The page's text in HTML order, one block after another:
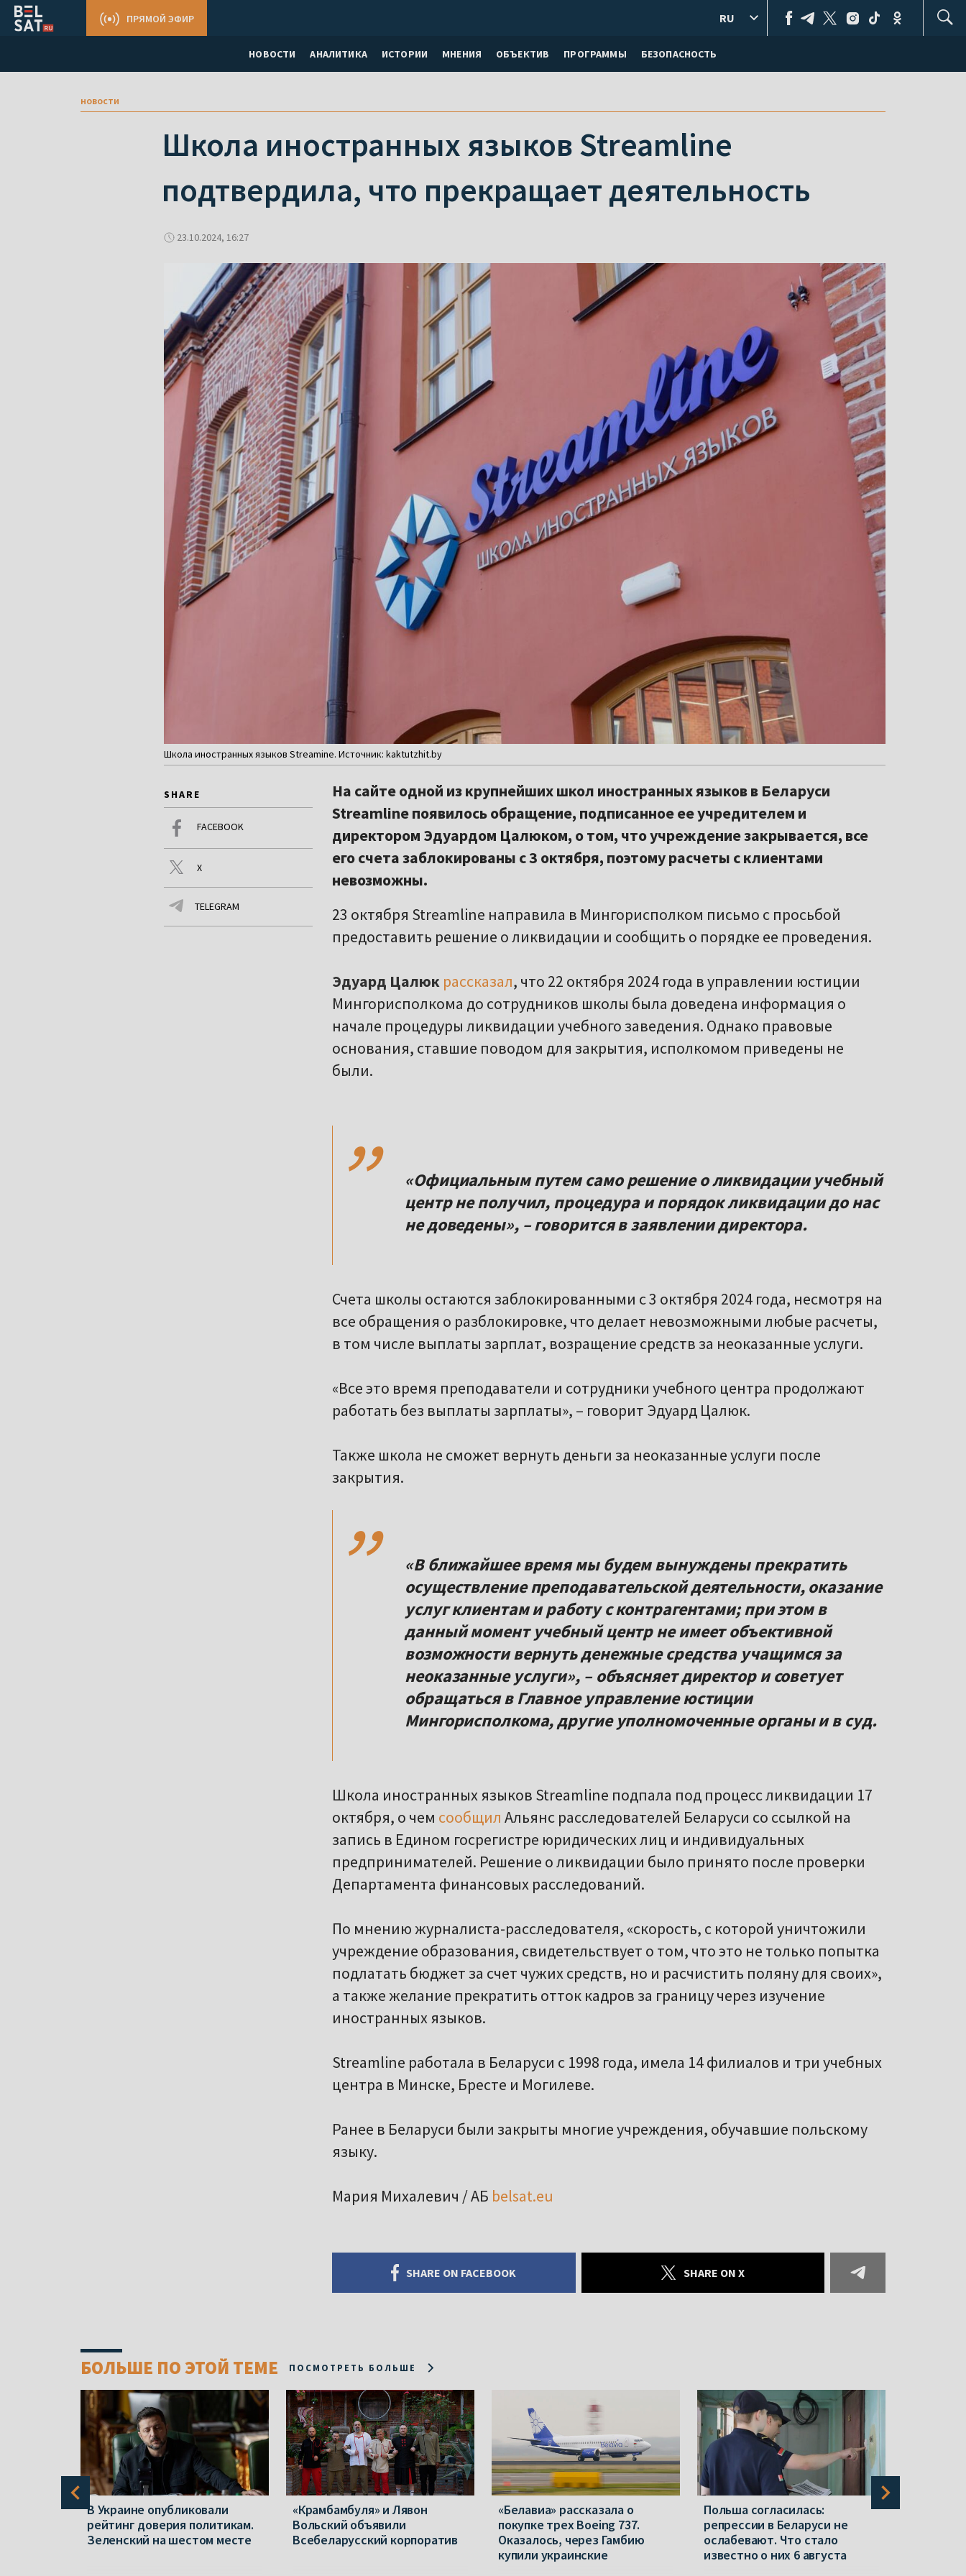
НОВОСТИ АНАЛИТИКА ИСТОРИИ МНЕНИЯ ОБЪЕКТИВ ПРОГРАММЫ БЕЗОПАСНОСТЬ
ПРЯМОЙ ЭФИР RU
новости
Школа иностранных языков Streamline
подтвердила, что прекращает деятельность
23.10.2024, 16:27
Школа иностранных языков Streamine. Источник: kaktutzhit.by
SHARE
FACEBOOK
X
TELEGRAM
На сайте одной из крупнейших школ иностранных языков в Беларуси
Streamline появилось обращение, подписанное ее учредителем и
директором Эдуардом Цалюком, о том, что учреждение закрывается, все
его счета заблокированы с 3 октября, поэтому расчеты с клиентами
невозможны.
23 октября Streamline направила в Мингорисполком письмо с просьбой
предоставить решение о ликвидации и сообщить о порядке ее проведения.
Эдуард Цалюк рассказал, что 22 октября 2024 года в управлении юстиции
Мингорисполкома до сотрудников школы была доведена информация о
начале процедуры ликвидации учебного заведения. Однако правовые
основания, ставшие поводом для закрытия, исполкомом приведены не
были.
,,
«Официальным путем само решение о ликвидации учебный
центр не получил, процедура и порядок ликвидации до нас
не доведены», – говорится в заявлении директора.
Счета школы остаются заблокированными с 3 октября 2024 года, несмотря на
все обращения о разблокировке, что делает невозможными любые расчеты,
в том числе выплаты зарплат, возращение средств за неоказанные услуги.
«Все это время преподаватели и сотрудники учебного центра продолжают
работать без выплаты зарплаты», – говорит Эдуард Цалюк.
Также школа не сможет вернуть деньги за неоказанные услуги после
закрытия.
,,
«В ближайшее время мы будем вынуждены прекратить
осуществление преподавательской деятельности, оказание
услуг клиентам и работу с контрагентами; при этом в
данный момент учебный центр не имеет объективной
возможности вернуть денежные средства учащимся за
неоказанные услуги», – объясняет директор и советует
обращаться в Главное управление юстиции
Мингорисполкома, другие уполномоченные органы и в суд.
Школа иностранных языков Streamline подпала под процесс ликвидации 17
октября, о чем сообщил Альянс расследователей Беларуси со ссылкой на
запись в Едином госрегистре юридических лиц и индивидуальных
предпринимателей. Решение о ликвидации было принято после проверки
Департамента финансовых расследований.
По мнению журналиста-расследователя, «скорость, с которой уничтожили
учреждение образования, свидетельствует о том, что это не только попытка
подлатать бюджет за счет чужих средств, но и расчистить поляну для своих»,
а также желание прекратить отток кадров за границу через изучение
иностранных языков.
Streamline работала в Беларуси с 1998 года, имела 14 филиалов и три учебных
центра в Минске, Бресте и Могилеве.
Ранее в Беларуси были закрыты многие учреждения, обучавшие польскому
языку.
Мария Михалевич / АБ belsat.eu
SHARE ON FACEBOOK SHARE ON X
БОЛЬШЕ ПО ЭТОЙ ТЕМЕ ПОСМОТРЕТЬ БОЛЬШЕ
В Украине опубликовали
рейтинг доверия политикам.
Зеленский на шестом месте
«Крамбамбуля» и Лявон
Вольский объявили
Всебеларусский корпоратив
«Белавиа» рассказала о
покупке трех Boeing 737.
Оказалось, через Гамбию
купили украинские
Польша согласилась:
репрессии в Беларуси не
ослабевают. Что стало
известно о них 6 августа